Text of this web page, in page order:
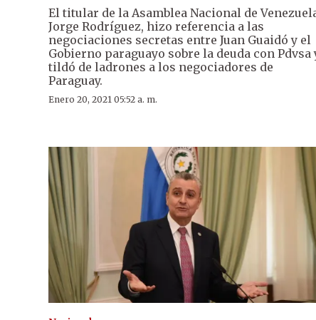
El titular de la Asamblea Nacional de
Jorge Rodríguez, hizo referencia a las
negociaciones secretas entre Juan Guaidó y el
Gobierno paraguayo sobre la deuda con Pdvsa
tildó de ladrones a los negociadores de
Paraguay.
Enero 20, 2021 05:52 a. m.